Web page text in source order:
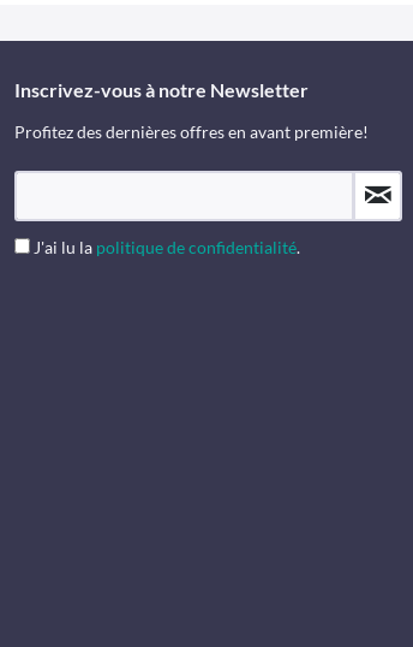
Inscrivez-vous à notre Newsletter
Profitez des dernières offres en avant première!
J'ai lu la politique de confidentialité.